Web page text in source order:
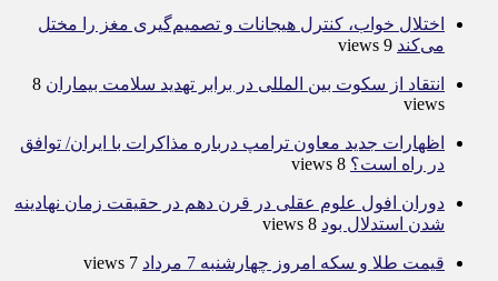
اختلال خواب، کنترل هیجانات و تصمیم‌گیری مغز را مختل
می‌کند 9 views
انتقاد از سکوت بین المللی در برابر تهدید سلامت بیماران 8
views
اظهارات جدید معاون ترامپ درباره مذاکرات با ایران/ توافق
در راه است؟ 8 views
دوران افول علوم عقلی در قرن دهم در حقیقت زمان نهادینه
شدن استدلال بود 8 views
قیمت طلا و سکه امروز چهارشنبه 7 مرداد 7 views